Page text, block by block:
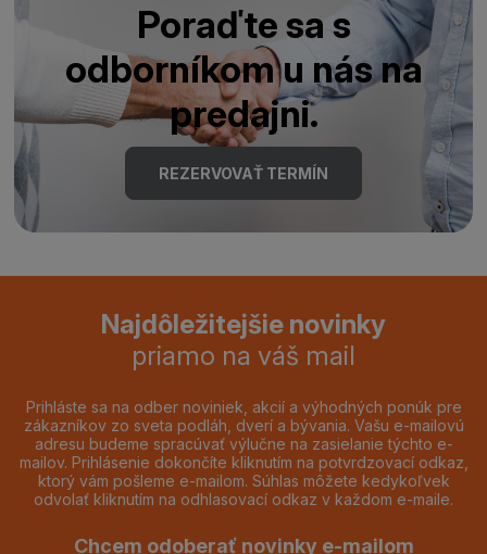
Poraďte sa s
odborníkom u nás na
predajni.
REZERVOVAŤ TERMÍN
Najdôležitejšie novinky
priamo na váš mail
Prihláste sa na odber noviniek, akcií a výhodných ponúk pre
zákazníkov zo sveta podláh, dverí a bývania. Vašu e-mailovú
adresu budeme spracúvať výlučne na zasielanie týchto e-
mailov. Prihlásenie dokončíte kliknutím na potvrdzovací odkaz,
ktorý vám pošleme e-mailom. Súhlas môžete kedykoľvek
odvolať kliknutím na odhlasovací odkaz v každom e-maile.
Chcem odoberať novinky e-mailom